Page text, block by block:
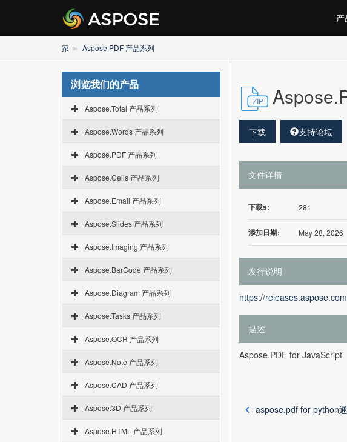
产
家 Aspose.PDF 产品系列
浏览我们的产品
Aspose.Total 产品系列
Aspose.Words 产品系列
Aspose.PDF 产品系列
Aspose.Cells 产品系列
Aspose.Email 产品系列
Aspose.Slides 产品系列
Aspose.Imaging 产品系列
Aspose.BarCode 产品系列
Aspose.Diagram 产品系列
Aspose.Tasks 产品系列
Aspose.OCR 产品系列
Aspose.Note 产品系列
Aspose.CAD 产品系列
Aspose.3D 产品系列
Aspose.HTML 产品系列
下载 支持论坛
文件详情
下载s: 281
添加日期: May 28, 2026
发行说明
https://
描述
Aspose.PDF for JavaScript
aspose.pdf for python